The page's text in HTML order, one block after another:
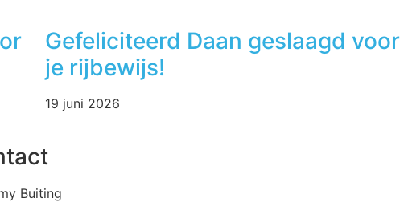
Gefeliciteerd Daan geslaagd voor
je rijbewijs!
19 juni 2026
Buiting